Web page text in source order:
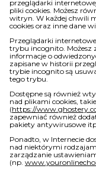
przeglądarki
pliki cookies. Możesz
witryn. W każdej chwili
cookies oraz inne dane
Przeglądarki
trybu incognito. Możesz
informacje o
zapisane w historii
trybie incognito są
tego trybu.
Dostępne są również
nad plikami cookies,
(https://
zapewniać również
pakiety antywirusowe
Ponadto, w Internecie
nad niektórymi
zarządzanie
(np.